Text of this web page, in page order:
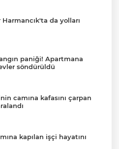
da yolları
paniği! Apartmana
söndürüldü
camına kafasını çarpan
kapılan işçi hayatını